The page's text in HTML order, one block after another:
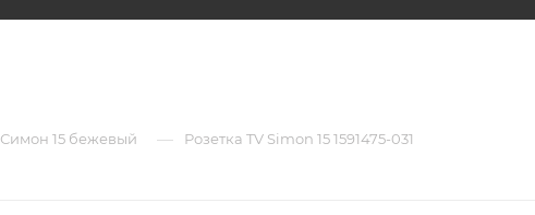
Симон 15 бежевый — Розетка TV Simon 15 1591475-031